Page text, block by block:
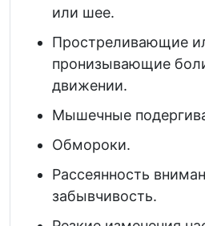
или шее.
Простреливающие
пронизывающие
движении.
Мышечные
Обмороки.
Рассеянность
забывчивость.